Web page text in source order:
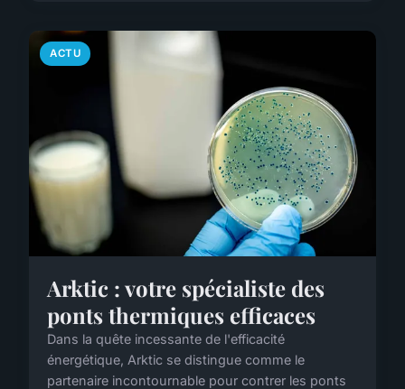
ACTU
Arktic : votre spécialiste des
ponts thermiques efficaces
Dans la quête incessante de l'efficacité
énergétique, Arktic se distingue comme le
partenaire incontournable pour contrer les ponts